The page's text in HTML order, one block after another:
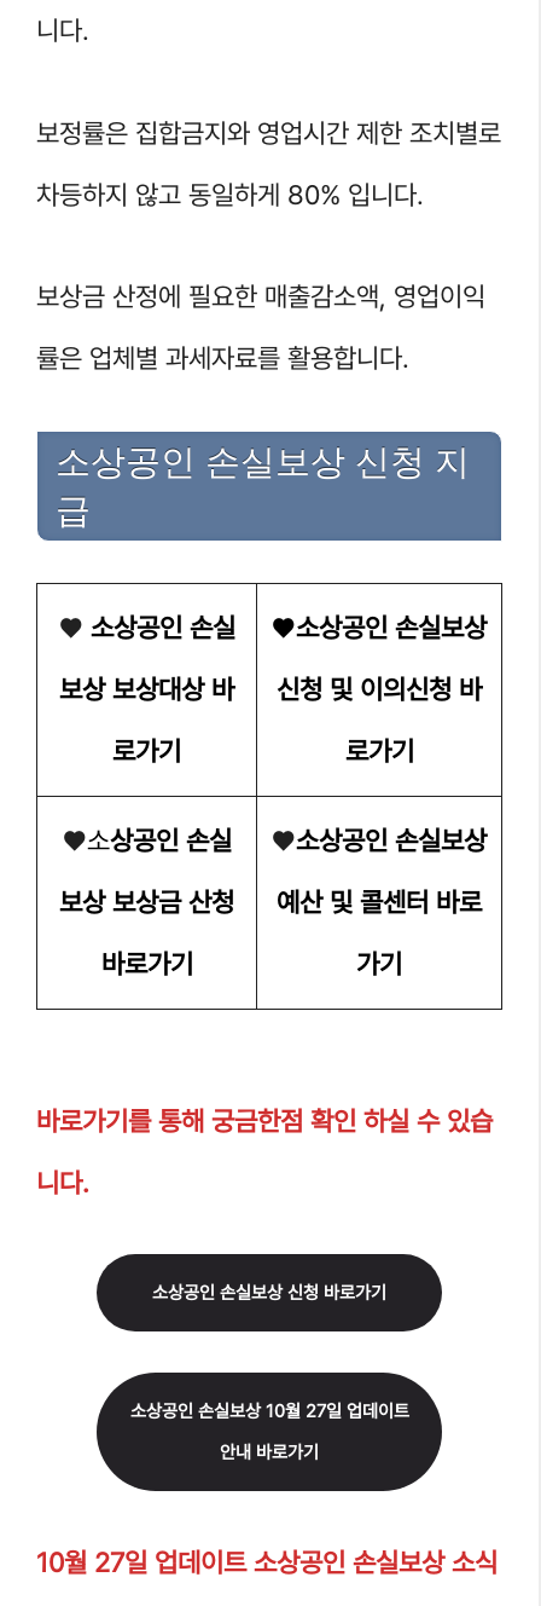
니다.
보정률은 집합금지와 영업시간 제한 조치별로
차등하지 않고 동일하게 80% 입니다.
보상금 산정에 필요한 매출감소액, 영업이익
률은 업체별 과세자료를 활용합니다.
소상공인 손실보상 신청 지
급
❤ 소상공인 손실
보상 보상대상 바
로가기
❤소상공인 손실보상
신청 및 이의신청 바
로가기
❤소상공인 손실
보상 보상금 산청
바로가기
❤소상공인 손실보상
예산 및 콜센터 바로
가기
바로가기를 통해 궁금한점 확인 하실 수 있습
니다.
소상공인 손실보상 신청 바로가기
소상공인 손실보상 10월 27일 업데이트
안내 바로가기
10월 27일 업데이트 소상공인 손실보상 소식